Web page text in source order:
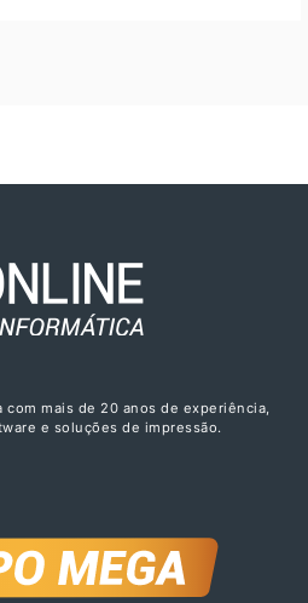
mais de 20 anos de experiência,
e soluções de impressão.